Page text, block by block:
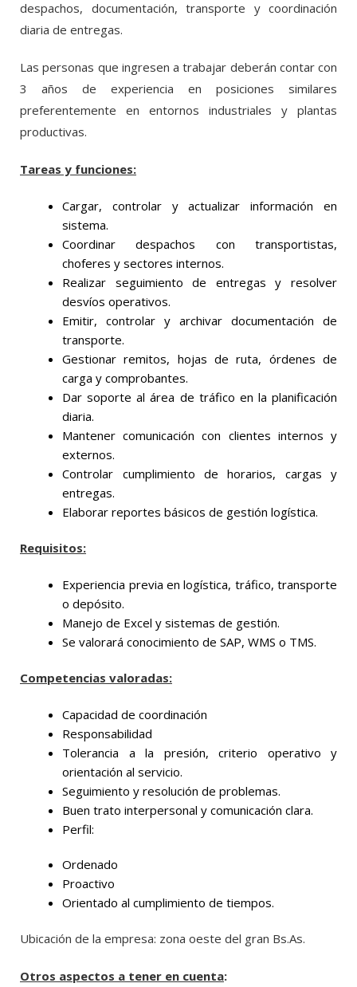
despachos, documentación, transporte y coordinación
diaria de entregas.
Las personas que ingresen a trabajar deberán contar con
3 años de experiencia en posiciones similares
preferentemente en entornos industriales y plantas
productivas.
Tareas y funciones:
Cargar, controlar y actualizar información en
sistema.
Coordinar despachos con transportistas,
choferes y sectores internos.
Realizar seguimiento de entregas y resolver
desvíos operativos.
Emitir, controlar y archivar documentación de
transporte.
Gestionar remitos, hojas de ruta, órdenes de
carga y comprobantes.
Dar soporte al área de tráfico en la planificación
diaria.
Mantener comunicación con clientes internos y
externos.
Controlar cumplimiento de horarios, cargas y
entregas.
Elaborar reportes básicos de gestión logística.
Requisitos:
Experiencia previa en logística, tráfico, transporte
o depósito.
Manejo de Excel y sistemas de gestión.
Se valorará conocimiento de SAP, WMS o TMS.
Competencias valoradas:
Capacidad de coordinación
Responsabilidad
Tolerancia a la presión, criterio operativo y
orientación al servicio.
Seguimiento y resolución de problemas.
Buen trato interpersonal y comunicación clara.
Perfil:
Ordenado
Proactivo
Orientado al cumplimiento de tiempos.
Ubicación de la empresa: zona oeste del gran Bs.As.
Otros aspectos a tener en cuenta: